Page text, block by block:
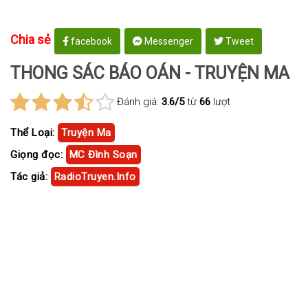
Chia sẻ facebook Messenger Tweet
THONG SÁC BÁO OÁN - TRUYỆN MA
Đánh giá: 3.6/5từ 66 lượt
Thể Loại: Truyện Ma
Giọng đọc: MC Đình Soạn
Tác giả: RadioTruyen.Info